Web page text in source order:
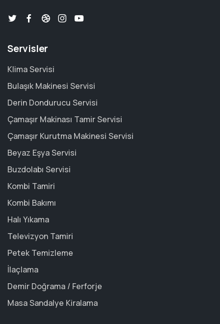
Servisler
Klima Servisi
Bulaşık Makinesi Servisi
Derin Dondurucu Servisi
Çamaşır Makinası Tamir Servisi
Çamaşır Kurutma Makinesi Servisi
Beyaz Eşya Servisi
Buzdolabı Servisi
Kombi Tamiri
Kombi Bakımı
Halı Yıkama
Televizyon Tamiri
Petek Temizleme
İlaçlama
Demir Doğrama / Ferforje
Masa Sandalye Kiralama